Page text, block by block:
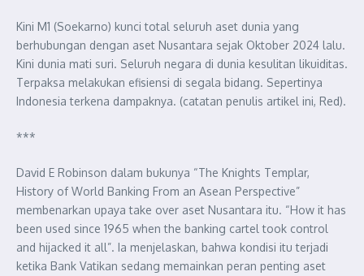
Kini M1 (Soekarno) kunci total seluruh aset dunia yang
berhubungan dengan aset Nusantara sejak Oktober 2024 lalu.
Kini dunia mati suri. Seluruh negara di dunia kesulitan likuiditas.
Terpaksa melakukan efisiensi di segala bidang. Sepertinya
Indonesia terkena dampaknya. (catatan penulis artikel ini, Red).
***
David E Robinson dalam bukunya “The Knights Templar,
History of World Banking From an Asean Perspective”
membenarkan upaya take over aset Nusantara itu. “How it has
been used since 1965 when the banking cartel took control
and hijacked it all”. Ia menjelaskan, bahwa kondisi itu terjadi
ketika Bank Vatikan sedang memainkan peran penting aset